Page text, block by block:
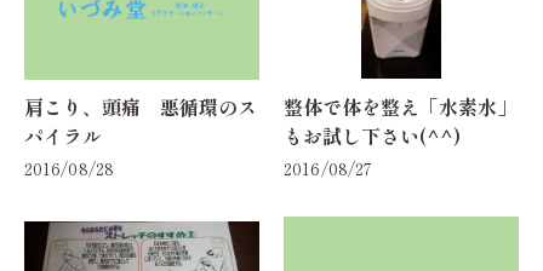
肩こり、頭痛 悪循環のス
パイラル
2016/08/28
整体で体を整え「水素水」
もお試し下さい(^^)
2016/08/27